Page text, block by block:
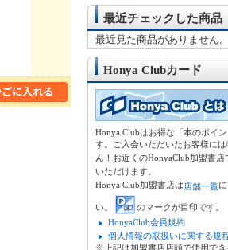
最近チェックした商品
最近見た商品がありません。
Honya Clubカード
Honya Clubはお得な「本のポイ
す。ご入会いただいたお客様に
ん！お近くのHonyaClub加盟書
いただけます。
Honya Club加盟書店は店舗一覧
い。
のマークが目印です。
HonyaClub会員規約
個人情報の取扱いに関する規